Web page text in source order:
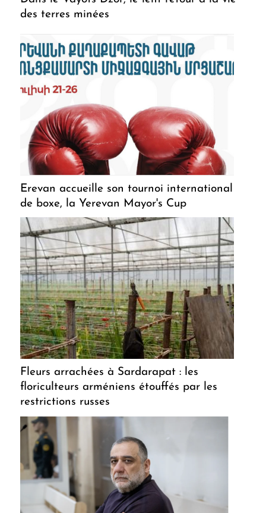
des terres minées
Erevan accueille son tournoi international
de boxe, la Yerevan Mayor's Cup
Fleurs arrachées à Sardarapat : les
floriculteurs arméniens étouffés par les
restrictions russes